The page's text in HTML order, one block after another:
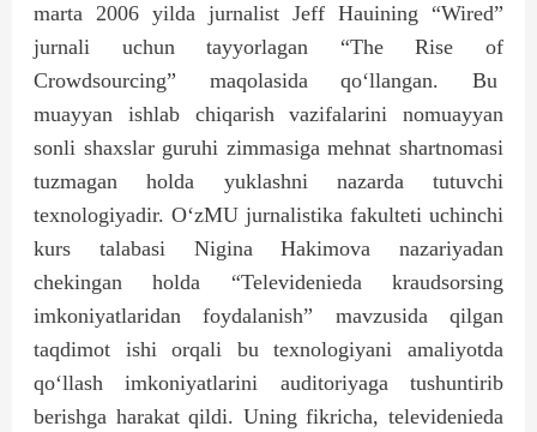
marta 2006 yilda jurnalist Jeff Hauining “Wired”
jurnali uchun tayyorlagan “The Rise of
Crowdsourcing” maqolasida qo‘llangan. Bu
muayyan ishlab chiqarish vazifalarini nomuayyan
sonli shaxslar guruhi zimmasiga mehnat shartnomasi
tuzmagan holda yuklashni nazarda tutuvchi
texnologiyadir. O‘zMU jurnalistika fakulteti uchinchi
kurs talabasi Nigina Hakimova nazariyadan
chekingan holda “Televidenieda kraudsorsing
imkoniyatlaridan foydalanish” mavzusida qilgan
taqdimot ishi orqali bu texnologiyani amaliyotda
qo‘llash imkoniyatlarini auditoriyaga tushuntirib
berishga harakat qildi. Uning fikricha, televidenieda